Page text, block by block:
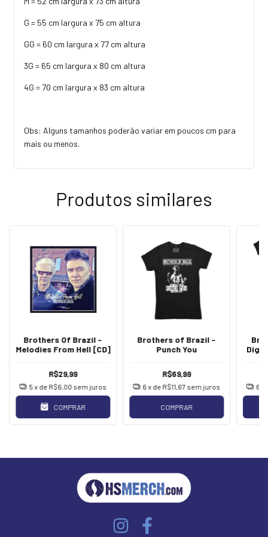
G = 55 cm largura x 75 cm altura
GG = 60 cm largura x 77 cm altura
3G = 65 cm largura x 80 cm altura
4G = 70 cm largura x 83 cm altura
Obs: Alguns tamanhos poderão variar em poucos cm para
mais ou menos.
Produtos similares
Brothers Of Brazil -
Melodies From Hell [CD]
R$29,99
5x de R$6,00 sem juros
COMPRAR
Brothers of Brazil -
Punch You
R$69,99
6x de R$11,67 sem juros
COMPRAR
Diga
6